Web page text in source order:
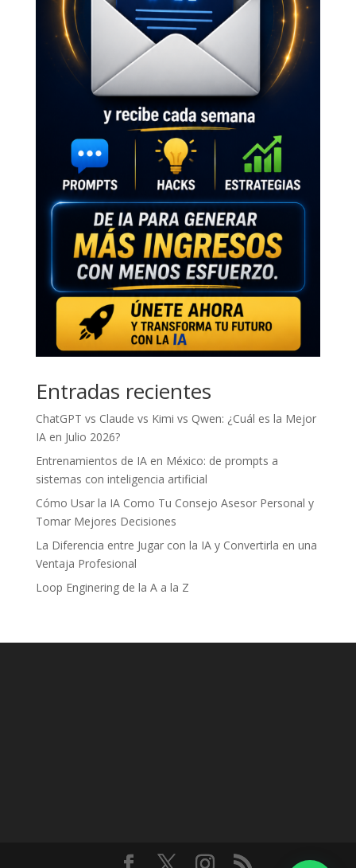
Entradas recientes
ChatGPT vs Claude vs Kimi vs Qwen: ¿Cuál es la Mejor
IA en Julio 2026?
Entrenamientos de IA en México: de prompts a
sistemas con inteligencia artificial
Cómo Usar la IA Como Tu Consejo Asesor Personal y
Tomar Mejores Decisiones
La Diferencia entre Jugar con la IA y Convertirla en una
Ventaja Profesional
Loop Enginering de la A a la Z